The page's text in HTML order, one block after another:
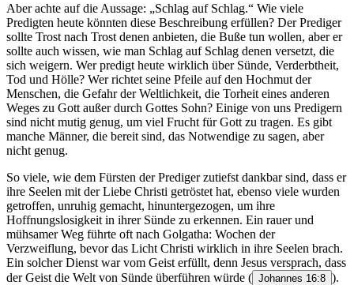
Aber achte auf die Aussage: „Schlag auf Schlag.“ Wie viele
Predigten heute könnten diese Beschreibung erfüllen? Der Prediger
sollte Trost nach Trost denen anbieten, die Buße tun wollen, aber er
sollte auch wissen, wie man Schlag auf Schlag denen versetzt, die
sich weigern. Wer predigt heute wirklich über Sünde, Verderbtheit,
Tod und Hölle? Wer richtet seine Pfeile auf den Hochmut der
Menschen, die Gefahr der Weltlichkeit, die Torheit eines anderen
Weges zu Gott außer durch Gottes Sohn? Einige von uns Predigern
sind nicht mutig genug, um viel Frucht für Gott zu tragen. Es gibt
manche Männer, die bereit sind, das Notwendige zu sagen, aber
nicht genug.
So viele, wie dem Fürsten der Prediger zutiefst dankbar sind, dass er
ihre Seelen mit der Liebe Christi getröstet hat, ebenso viele wurden
getroffen, unruhig gemacht, hinuntergezogen, um ihre
Hoffnungslosigkeit in ihrer Sünde zu erkennen. Ein rauer und
mühsamer Weg führte oft nach Golgatha: Wochen der
Verzweiflung, bevor das Licht Christi wirklich in ihre Seelen brach.
Ein solcher Dienst war vom Geist erfüllt, denn Jesus versprach, dass
der Geist die Welt von Sünde überführen würde ( Johannes 16:8 ).